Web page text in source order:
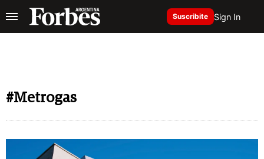
Suscribite Sign In
#Metrogas